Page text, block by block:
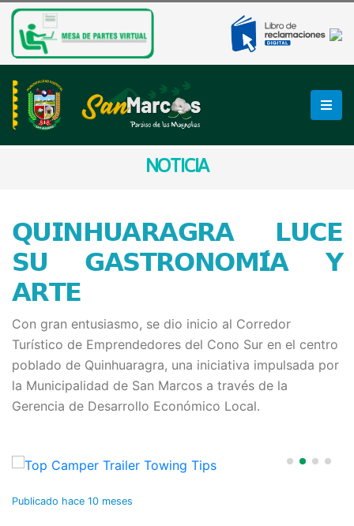
NOTICIA
𝗤𝗨𝗜𝗡𝗛𝗨𝗔𝗥𝗔𝗚𝗥𝗔 𝗟𝗨𝗖𝗘
𝗦𝗨 𝗚𝗔𝗦𝗧𝗥𝗢𝗡𝗢𝗠𝗜́𝗔 𝗬
𝗔𝗥𝗧𝗘
Con gran entusiasmo, se dio inicio al Corredor
Turístico de Emprendedores del Cono Sur en el centro
poblado de Quinhuaragra, una iniciativa impulsada por
la Municipalidad de San Marcos a través de la
Gerencia de Desarrollo Económico Local.
Publicado hace 10 meses